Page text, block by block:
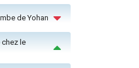
de Yohan
chez le